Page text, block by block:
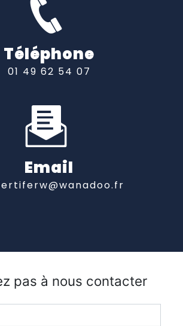
Téléphone
01 49 62 54 07
Email
pas à nous contacter